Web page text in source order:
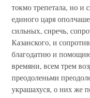
токмо трепетала, но и
единого царя
сильных, сиречь,
Казанского, и
благодатию и
времяни, всем трем
преодоленьми
украшахуся, о них же